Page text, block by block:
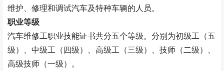
维护、修理和调试汽车及特种车辆的人员。
职业等级
汽车维修工职业技能证书共分五个等级。分别为初级工（五
级）、中级工（四级）、高级工（三级）、技师（二级）、
高级技师（一级）。